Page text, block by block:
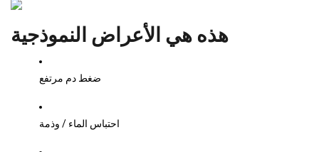
هذه هي الأعراض النموذجية
ضغط دم مرتفع
احتباس الماء / وذمة